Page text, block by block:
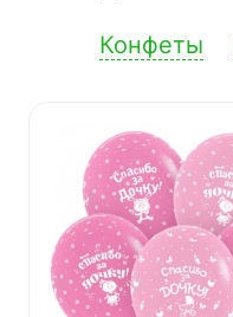
Конфеты